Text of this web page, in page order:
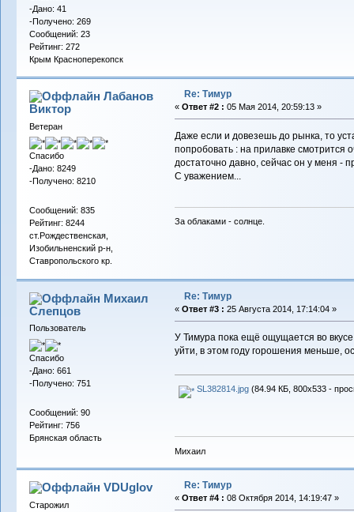
-Дано: 41
-Получено: 269
Сообщений: 23
Рейтинг: 272
Крым Красноперекопск
Лабанов
Виктор
Ветеран
Спасибо
-Дано: 8249
-Получено: 8210
Сообщений: 835
Рейтинг: 8244
ст.Рождественская,
Изобильненский р-н,
Ставропольского кр.
Re: Тимур
« Ответ #2 : 05 Мая 2014, 20:59:13 »
Даже если и довезешь до рынка, то
попробовать : на прилавке
достаточно давно, сейчас он у меня -
С уважением...
За облаками - солнце.
Михаил
Слепцов
Пользователь
Спасибо
-Дано: 661
-Получено: 751
Сообщений: 90
Рейтинг: 756
Брянская область
Re: Тимур
« Ответ #3 : 25 Августа 2014, 17:14:04 »
У Тимура пока ещё ощущается во
уйти, в этом году горошения меньше,
SL382814.jpg(84.94 КБ, 800x533 -
Михаил
VDUglov
Старожил
Re: Тимур
« Ответ #4 : 08 Октября 2014, 14:19:47 »